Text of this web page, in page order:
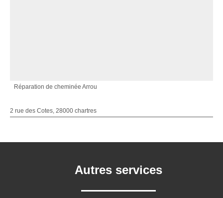
Réparation de cheminée Arrou
2 rue des Cotes, 28000 chartres
Autres services